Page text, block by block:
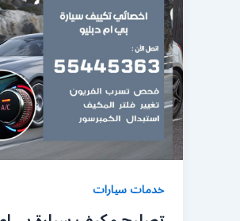
خدمات سيارات